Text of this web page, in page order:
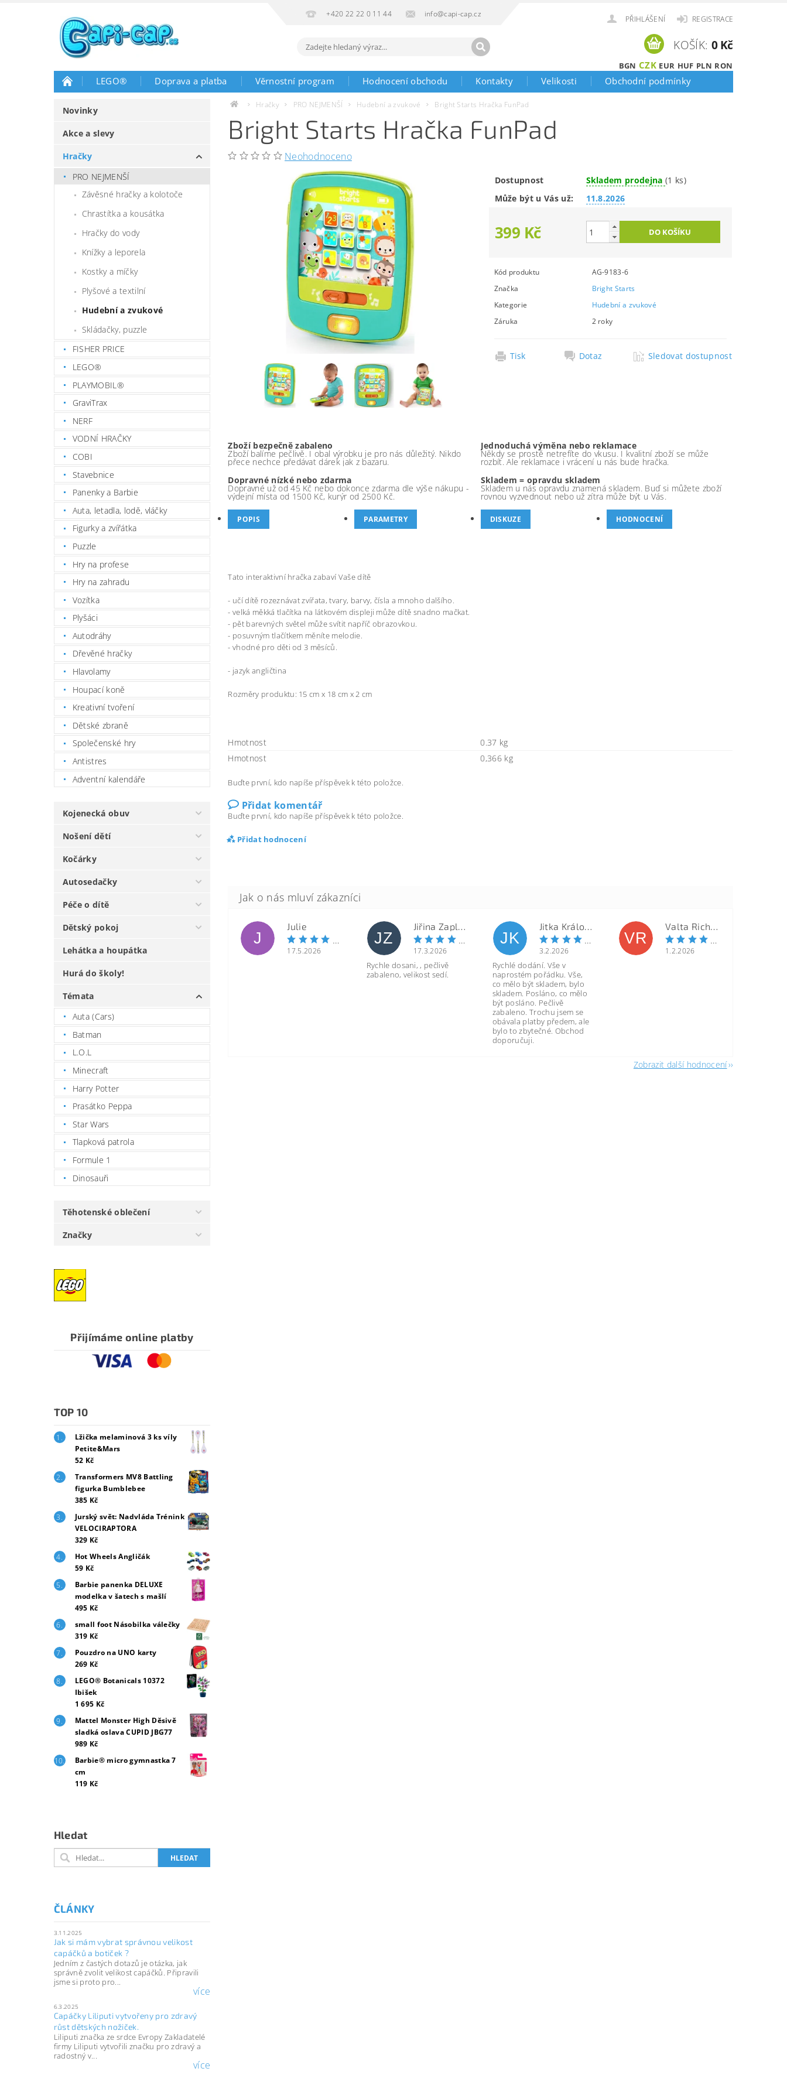
+420 22 22 0 11 44 info@capi-cap.cz
PŘIHLÁŠENÍ REGISTRACE
BGN CZK EUR HUF PLN RON
KOŠÍK: 0 Kč
LEGO® Doprava a platba Věrnostní program Hodnocení obchodu Kontakty Velikosti Obchodní podmínky
Novinky
Akce a slevy
Hračky
PRO NEJMENŠÍ
Závěsné hračky a kolotoče
Chrastítka a kousátka
Hračky do vody
Knížky a leporela
Kostky a míčky
Plyšové a textilní
Hudební a zvukové
Skládačky, puzzle
FISHER PRICE
LEGO®
PLAYMOBIL®
GraviTrax
NERF
VODNÍ HRAČKY
COBI
Stavebnice
Panenky a Barbie
Auta, letadla, lodě, vláčky
Figurky a zvířátka
Puzzle
Hry na profese
Hry na zahradu
Vozítka
Plyšáci
Autodráhy
Dřevěné hračky
Hlavolamy
Houpací koně
Kreativní tvoření
Dětské zbraně
Společenské hry
Antistres
Adventní kalendáře
Kojenecká obuv
Nošení dětí
Kočárky
Autosedačky
Péče o dítě
Dětský pokoj
Lehátka a houpátka
Hurá do školy!
Témata
Auta (Cars)
Batman
L.O.L
Minecraft
Harry Potter
Prasátko Peppa
Star Wars
Tlapková patrola
Formule 1
Dinosauři
Těhotenské oblečení
Značky
Přijímáme online platby
TOP 10
Lžička melaminová 3 ks víly
Petite&Mars
52 Kč
Transformers MV8 Battling
figurka Bumblebee
385 Kč
Jurský svět: Nadvláda Trénink
VELOCIRAPTORA
329 Kč
Hot Wheels Angličák
59 Kč
Barbie panenka DELUXE
modelka v šatech s mašlí
495 Kč
small foot Násobilka válečky
319 Kč
Pouzdro na UNO karty
269 Kč
LEGO® Botanicals 10372
Ibišek
1 695 Kč
Mattel Monster High Děsivě
sladká oslava CUPID JBG77
989 Kč
Barbie® micro gymnastka 7
cm
119 Kč
Hledat
ČLÁNKY
3.11.2025
Jak si mám vybrat správnou velikost
capáčků a botiček ?
Jedním z častých dotazů je otázka, jak
správně zvolit velikost capáčků. Připravili
jsme si proto pro...
více
6.3.2025
Capáčky Liliputi vytvořeny pro zdravý
růst dětských nožiček.
Liliputi značka ze srdce Evropy Zakladatelé
firmy Liliputi vytvořili značku pro zdravý a
radostný v...
více
Hračky PRO NEJMENŠÍ Hudební a zvukové Bright Starts Hračka FunPad
Bright Starts Hračka FunPad
Neohodnoceno
Dostupnost Skladem prodejna (1 ks)
Může být u Vás už:
11.8.2026
399 Kč
Kód produktu
AG-9183-6
Značka
Bright Starts
Kategorie
Hudební a zvukové
Záruka
2 roky
Tisk Dotaz Sledovat dostupnost
Zboží bezpečně zabaleno
Zboží balíme pečlivě. I obal výrobku je pro nás důležitý. Nikdo
přece nechce předávat dárek jak z bazaru.
Jednoduchá výměna nebo reklamace
Někdy se prostě netrefíte do vkusu. I kvalitní zboží se může
rozbít. Ale reklamace i vrácení u nás bude hračka.
Dopravné nízké nebo zdarma
Dopravné už od 45 Kč nebo dokonce zdarma dle výše nákupu -
výdejní místa od 1500 Kč, kurýr od 2500 Kč.
Skladem = opravdu skladem
Skladem u nás opravdu znamená skladem. Buď si můžete zboží
rovnou vyzvednout nebo už zítra může být u Vás.
POPIS PARAMETRY DISKUZE HODNOCENÍ
Tato interaktivní hračka zabaví Vaše dítě
- učí dítě rozeznávat zvířata, tvary, barvy, čísla a mnoho dalšího.
- velká měkká tlačítka na látkovém displeji může dítě snadno mačkat.
- pět barevných světel může svítit napříč obrazovkou.
- posuvným tlačítkem měníte melodie.
- vhodné pro děti od 3 měsíců.
- jazyk angličtina
Rozměry produktu: 15 cm x 18 cm x 2 cm
Hmotnost
0.37 kg
Hmotnost
0,366 kg
Buďte první, kdo napíše příspěvek k této položce.
Přidat komentář
Buďte první, kdo napíše příspěvek k této položce.
Přidat hodnocení
J
Julie
17.5.2026
JZ
Jiřina Zapletalová
17.3.2026
Rychle dosani, , pečlivě
zabaleno, velikost sedí.
JK
Jitka Královcová
3.2.2026
Rychlé dodání. Vše v
naprostém pořádku. Vše,
co mělo být skladem, bylo
skladem. Posláno, co mělo
být posláno. Pečlivě
zabaleno. Trochu jsem se
obávala platby předem, ale
bylo to zbytečné. Obchod
doporučuji.
VR
Valta Richard
1.2.2026
Zobrazit další hodnocení